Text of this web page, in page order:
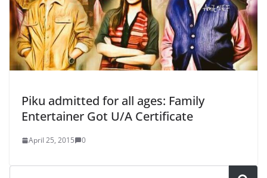
Piku admitted for all ages: Family
Entertainer Got U/A Certificate
April 25, 2015 0